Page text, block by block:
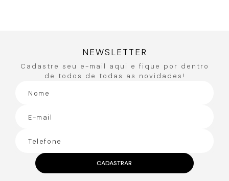
NEWSLETTER
Cadastre seu e-mail aqui e fique por dentro
de todos de todas as novidades!
CADASTRAR